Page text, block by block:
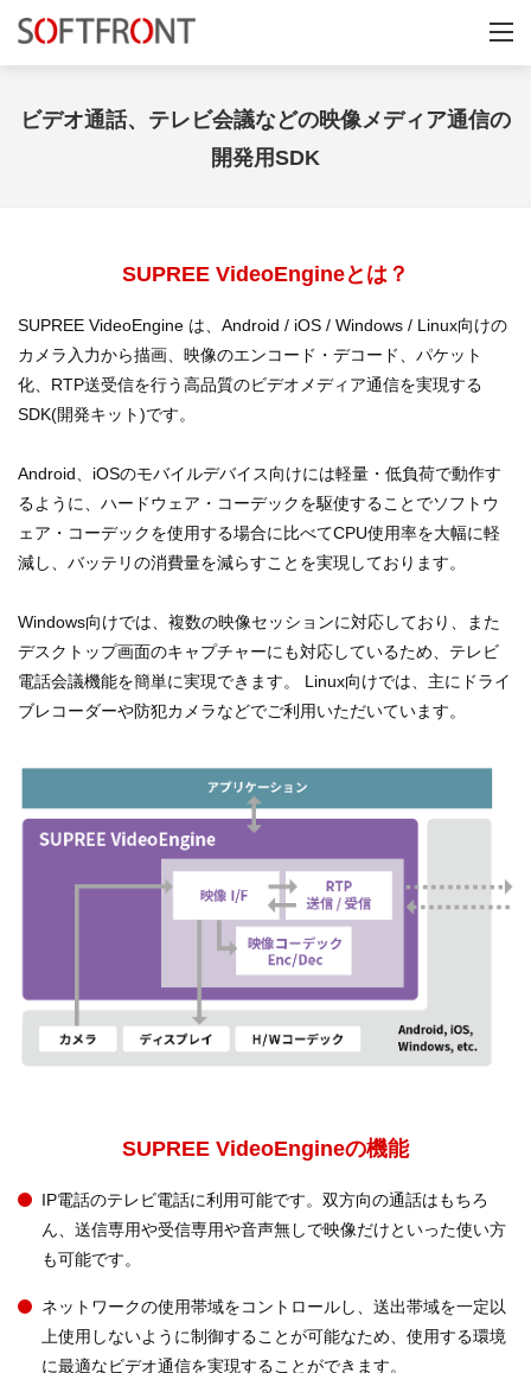
ビデオ通話、テレビ会議などの映像メディア通信の
開発用SDK
SUPREE VideoEngineとは？
SUPREE VideoEngine は、Android / iOS / Windows / Linux向けの
カメラ入力から描画、映像のエンコード・デコード、パケット
化、RTP送受信を行う高品質のビデオメディア通信を実現する
SDK(開発キット)です。
Android、iOSのモバイルデバイス向けには軽量・低負荷で動作す
るように、ハードウェア・コーデックを駆使することでソフトウ
ェア・コーデックを使用する場合に比べてCPU使用率を大幅に軽
減し、バッテリの消費量を減らすことを実現しております。
Windows向けでは、複数の映像セッションに対応しており、また
デスクトップ画面のキャプチャーにも対応しているため、テレビ
電話会議機能を簡単に実現できます。 Linux向けでは、主にドライ
ブレコーダーや防犯カメラなどでご利用いただいています。
SUPREE VideoEngineの機能
IP電話のテレビ電話に利用可能です。双方向の通話はもちろ
ん、送信専用や受信専用や音声無しで映像だけといった使い方
も可能です。
ネットワークの使用帯域をコントロールし、送出帯域を一定以
上使用しないように制御することが可能なため、使用する環境
に最適なビデオ通信を実現することができます。